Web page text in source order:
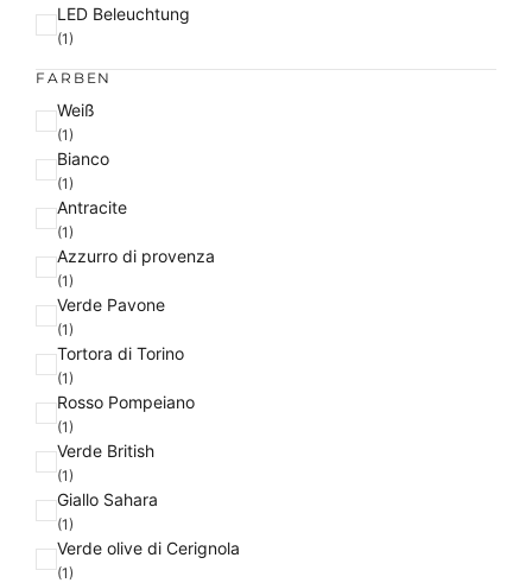
e
LED Beleuchtung
(1)
FARBEN
F
a
r
b
e
Weiß
(1)
Bianco
(1)
Antracite
(1)
Azzurro di provenza
(1)
Verde Pavone
(1)
Tortora di Torino
(1)
Rosso Pompeiano
(1)
Verde British
(1)
Giallo Sahara
(1)
Verde olive di Cerignola
(1)